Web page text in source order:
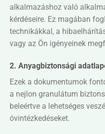
alkalmazáshoz való
kérdéseire. Ez magában
technikákkal, a
vagy az Ön igényeinek
2. Anyagbiztonsági
Ezek a dokumentumok
a nejlon granulátum
beleértve a lehetséges
óvintézkedéseket.